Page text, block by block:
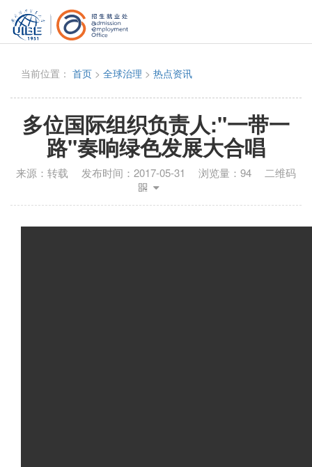
当前位置： 首页 > 全球治理 > 热点资讯
多位国际组织负责人:"一带一
路"奏响绿色发展大合唱
来源： 转载 发布时间： 2017-05-31 浏览量： 94 二维码